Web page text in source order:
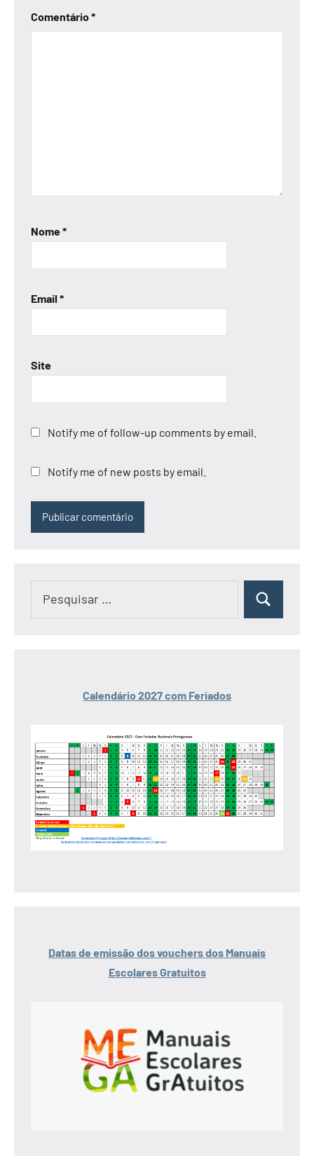
Comentário*
Nome*
Email *
Site
Notify me of follow-up comments by email.
Notify me of new posts by email.
Pesquisar
Calendário 2027 com Feriados
Datas de emissão dos vouchers dos Manuais
Escolares Gratuitos